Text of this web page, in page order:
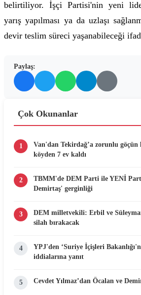
belirtiliyor. İşçi Partisi'nin yeni
yarış yapılması ya da uzlaşı
devir teslim süreci yaşanabileceği
Paylaş:
Çok Okunanlar
1
Van'dan Tekirdağ’a zorunlu göçün
köyden 7 ev kaldı
2
TBMM'de DEM Parti ile YENİ
Demirtaş' gerginliği
3
DEM milletvekili: Erbil ve
silah bırakacak
4
YPJ'den ‘Suriye İçişleri
iddialarına yanıt
5 Cevdet Yılmaz’dan Öcalan ve